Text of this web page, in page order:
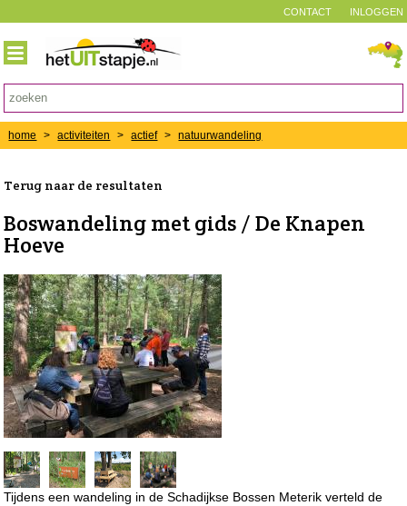
INLOGGEN
CONTACT
home > activiteiten > actief > natuurwandeling
Terug naar de resultaten
Boswandeling met gids / De Knapen
Hoeve
Tijdens een wandeling in de Schadijkse Bossen Meterik verteld de